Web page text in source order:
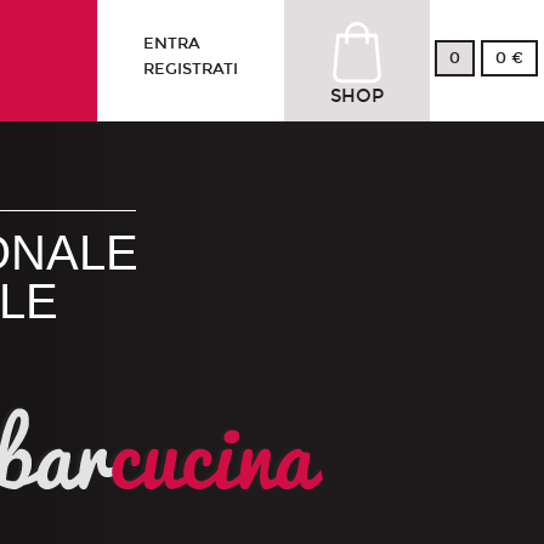
SHOP
0 0 €
ENTRA
REGISTRATI